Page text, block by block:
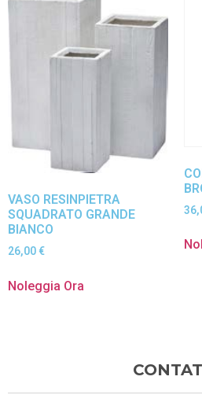
VASO RESINPIETRA
SQUADRATO GRANDE
BIANCO
26,00 €
Noleggia Ora